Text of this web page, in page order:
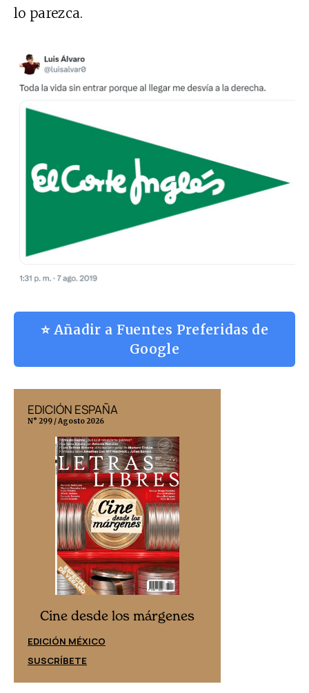
lo parezca.
⭐ Añadir a Fuentes Preferidas de
Google
EDICIÓN ESPAÑA
N° 299 / Agosto 2026
Cine desde los márgenes
EDICIÓN MÉXICO
SUSCRÍBETE